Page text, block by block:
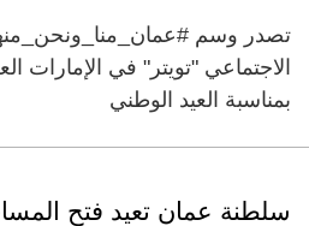
تصدر وسم
الاجتماعي "تويتر" في الإمارات
بمناسبة العيد الوطني
سلطنة عمان تعيد فتح